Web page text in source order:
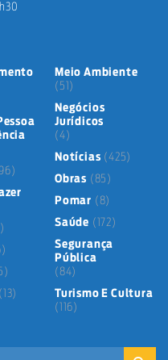
(13)
Meio Ambiente
(51)
Negócios
Jurídicos
(4)
Notícias (425)
Obras (85)
Pomar (8)
Saúde (172)
Segurança
Pública
(84)
Turismo E Cultura
(116)